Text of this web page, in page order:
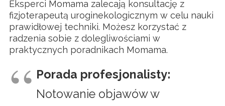
Eksperci Momama zalecają konsultację z
fizjoterapeutą uroginekologicznym w celu nauki
prawidłowej techniki. Możesz korzystać z
radzenia sobie z dolegliwościami w
praktycznych poradnikach Momama.
Porada profesjonalisty:
Notowanie objawów w